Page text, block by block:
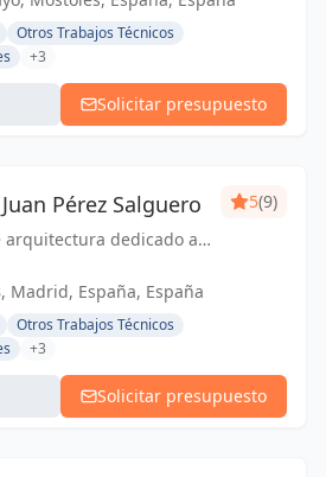
tanto
Otros Trabajos Técnicos
+3
Solicitar presupuesto
Pérez Salguero
arquitectura dedicado a
integrales
5(9)
Madrid, España, España
Otros Trabajos Técnicos
+3
Solicitar presupuesto